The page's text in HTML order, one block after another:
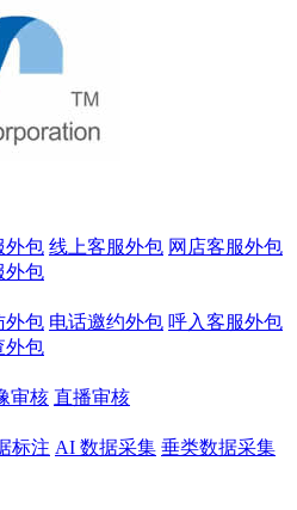
外包 线上客服外包 网店客服外包
外包
外包 电话邀约外包 呼入客服外包
外包
审核 直播审核
标注 AI 数据采集 垂类数据采集